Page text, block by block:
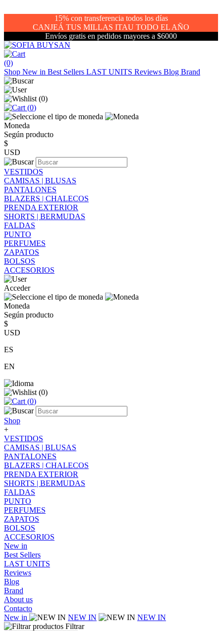
15% con transferencia todos los días
CANJEÁ TUS MILLAS ITAU TODO EL AÑO
Envíos gratis en pedidos mayores a $6000
(0)
Shop New in Best Sellers LAST UNITS Reviews Blog Brand
(0)
(0)
Moneda
Según producto
$
USD
VESTIDOS
CAMISAS | BLUSAS
PANTALONES
BLAZERS | CHALECOS
PRENDA EXTERIOR
SHORTS | BERMUDAS
FALDAS
PUNTO
PERFUMES
ZAPATOS
BOLSOS
ACCESORIOS
Acceder
Moneda
Según producto
$
USD
ES
EN
(0)
(0)
Shop
+
VESTIDOS
CAMISAS | BLUSAS
PANTALONES
BLAZERS | CHALECOS
PRENDA EXTERIOR
SHORTS | BERMUDAS
FALDAS
PUNTO
PERFUMES
ZAPATOS
BOLSOS
ACCESORIOS
New in
Best Sellers
LAST UNITS
Reviews
Blog
Brand
About us
Contacto
New in
NEW IN
NEW IN
Filtrar